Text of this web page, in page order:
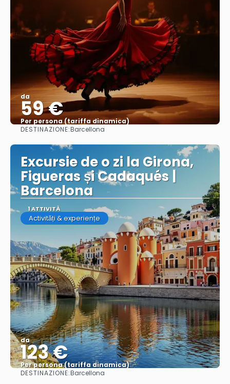
da
59 €
Per persona (tariffa dinamica)
Vedere di più
DESTINAZIONE:Barcellona
Excursie de o zi la Girona,
Figueras și Cadaqués |
Barcelona
1 ATTIVITÀ
Activități & experiențe
da
123 €
Per persona (tariffa dinamica)
Vedere di più
DESTINAZIONE:Barcellona